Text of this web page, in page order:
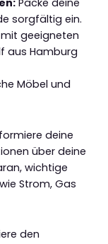
Packe deine
sorgfältig ein.
geeigneten
aus Hamburg
Möbel und
deine
über deine
wichtige
Strom, Gas
den